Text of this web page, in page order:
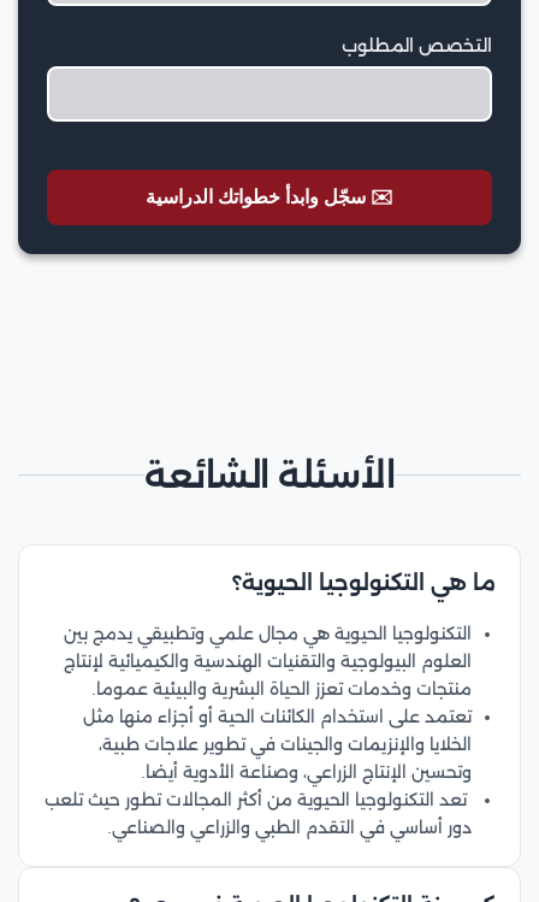
التخصص المطلوب
✉️ سجّل وابدأ خطواتك الدراسية
الأسئلة الشائعة
ما هي التكنولوجيا الحيوية؟
التكنولوجيا الحيوية هي مجال علمي وتطبيقي يدمج بين
العلوم البيولوجية والتقنيات الهندسية والكيميائية لإنتاج
منتجات وخدمات تعزز الحياة البشرية والبيئية عموما.
تعتمد على استخدام الكائنات الحية أو أجزاء منها مثل
الخلايا والإنزيمات والجينات في تطوير علاجات طبية،
وتحسين الإنتاج الزراعي، وصناعة الأدوية أيضا.
تعد التكنولوجيا الحيوية من أكثر المجالات تطور حيث تلعب
دور أساسي في التقدم الطبي والزراعي والصناعي.